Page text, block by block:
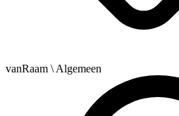
vanRaam \ Algemeen